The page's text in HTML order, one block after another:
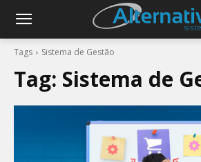
Tags Sistema de Gestão
Tag: Sistema de